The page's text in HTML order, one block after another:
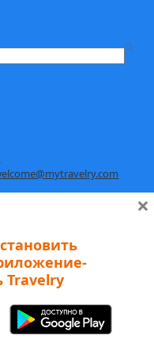
— с нами
Travelry
×